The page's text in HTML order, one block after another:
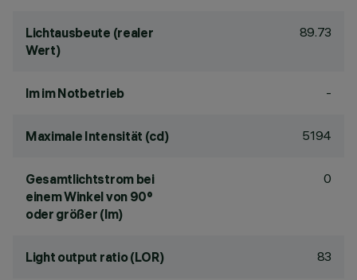
Lichtausbeute (realer
Wert)
89.73
lm im Notbetrieb -
Maximale Intensität (cd) 5194
Gesamtlichtstrom bei
einem Winkel von 90°
oder größer (lm)
0
Light output ratio (LOR) 83